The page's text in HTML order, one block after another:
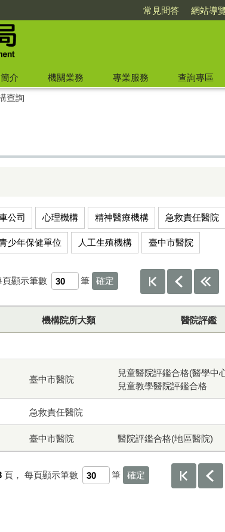
常見問答 網站導
介 機關業務 專業服務 查詢專區
查詢
公司 心理機構 精神醫療機構 急救責任醫院
少年保健單位 人工生殖機構 臺中市醫院
頁顯示筆數 筆
機構院所大類 醫院評鑑
臺中市醫院
兒童醫院評鑑合格(醫學中
兒童教學醫院評鑑合格
急救責任醫院
臺中市醫院 醫院評鑑合格(地區醫院)
頁， 每頁顯示筆數 筆